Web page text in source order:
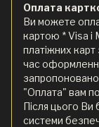
Оплата
Ви можете
картою * Visa
платіжних
час
"Оплата" вам
Після цього Ви
системи